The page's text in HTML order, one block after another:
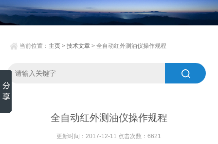
当前位置： 主页 >技术文章 > 全自动红外测油仪操作规程​
全自动红外测油仪操作规程​
更新时间：2017-12-11 点击次数：6621